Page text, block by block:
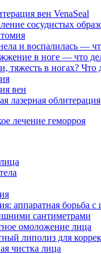
вен VenaSeal
сосудистых
и воспалилась —
в ноге — что
тяжесть в ногах? Что
вен
лазерная облитерация
лечение геморроя
аппаратная борьба
сантиметрами
омоложение лица
липолиз для
чистка лица